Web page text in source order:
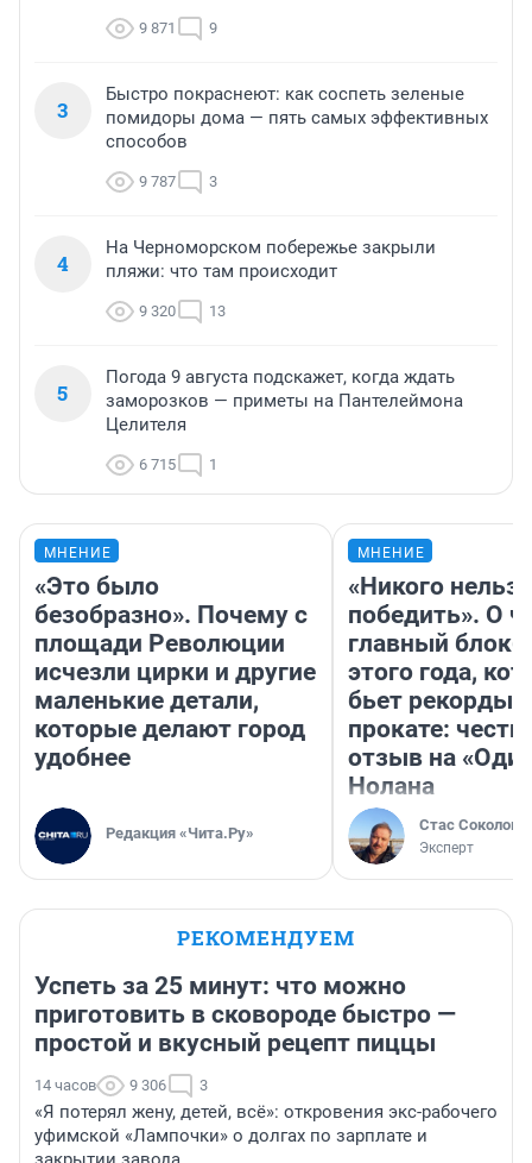
9 871 9
3
Быстро покраснеют: как соспеть зеленые
помидоры дома — пять самых эффективных
способов
9 787 3
4
На Черноморском побережье закрыли
пляжи: что там происходит
9 320 13
5
Погода 9 августа подскажет, когда ждать
заморозков — приметы на Пантелеймона
Целителя
6 715 1
МНЕНИЕ
«Это было
безобразно». Почему с
площади Революции
исчезли цирки и другие
маленькие детали,
которые делают город
удобнее
Редакция «Чита.Ру»
МНЕНИЕ
«Никого нельзя
победить». О
главный
этого года,
бьет рекорды в
прокате:
отзыв на
Нолана
Стас Соколов
Эксперт
РЕКОМЕНДУЕМ
Успеть за 25 минут: что можно
приготовить в сковороде быстро —
простой и вкусный рецепт пиццы
14 часов 9 306 3
«Я потерял жену, детей, всё»: откровения экс-рабочего
уфимской «Лампочки» о долгах по зарплате и